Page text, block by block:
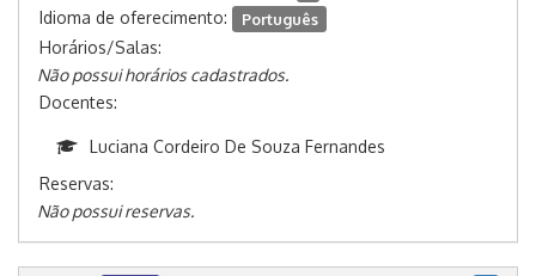
Idioma de oferecimento: Português
Horários/Salas:
Não possui horários cadastrados.
Docentes:
Luciana Cordeiro De Souza Fernandes
Reservas:
Não possui reservas.